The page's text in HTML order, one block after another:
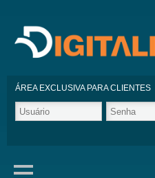
ÁREA EXCLUSIVA PARA CLIENTES